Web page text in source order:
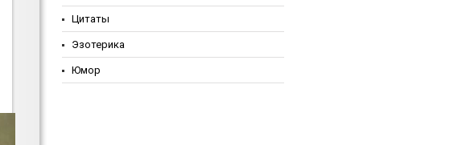
Цитаты
Эзотерика
Юмор